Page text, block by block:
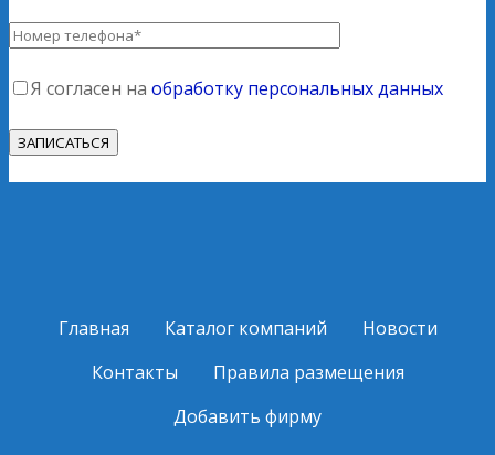
Я согласен на обработку персональных данных
Главная Каталог компаний
Новости
Контакты
Правила размещения
Добавить фирму